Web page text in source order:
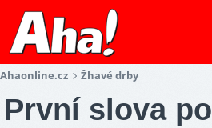
Ahaonline.cz Žhavé drby
První slova